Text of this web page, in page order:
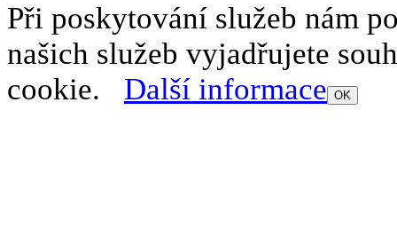
Při poskytování služeb nám
našich služeb vyjadřujete
cookie. Další informace